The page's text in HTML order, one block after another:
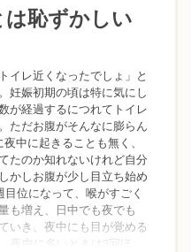
は恥ずかしい
イレ近くなったでしょ」と
妊娠初期の頃は特に気にし
が経過するにつれてトイレ
ただお腹がそんなに膨らん
中に起きることも無く、
たのか知れないけれど自分
かしお腹が少し目立ち始め
位になって、喉がすごく
も増え、日中でも夜でも
いき、夜中にも目が覚める
夜中に多いときは3回ほ...